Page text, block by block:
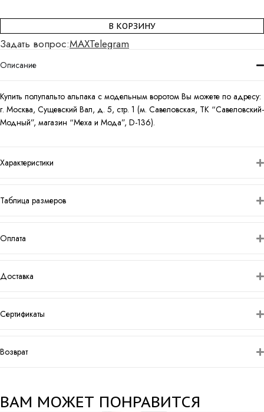
В КОРЗИНУ
Задать вопрос:MAXTelegram
Описание
Купить полупальто альпака с модельным воротом Вы можете по адресу:
г. Москва, Сущевский Вал, д. 5, стр. 1 (м. Савеловская, ТК “Савеловский-
Модный”, магазин “Меха и Мода”, D-136).
Характеристики
Таблица размеров
Оплата
Доставка
Сертификаты
Возврат
ВАМ МОЖЕТ ПОНРАВИТСЯ